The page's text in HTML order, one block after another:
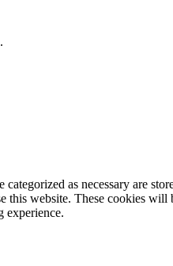
as necessary are
this website. These cookies
experience.